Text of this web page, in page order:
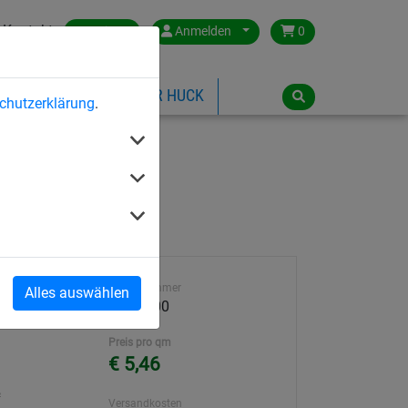
.
Alles auswählen
Kontakt Austria Anmelden 0
ÜBER HUCK
mm
Artikelnummer
3000-100
Preis pro qm
€ 5,46
Versandkosten